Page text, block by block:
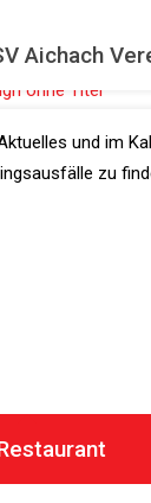
Aichach
und im
zu